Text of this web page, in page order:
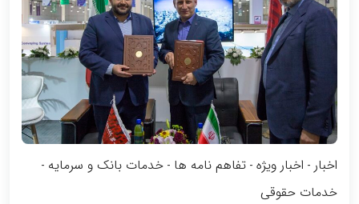
اخبار - اخبار ویژه - تفاهم نامه ها - خدمات بانک و سرمایه -
خدمات حقوقی